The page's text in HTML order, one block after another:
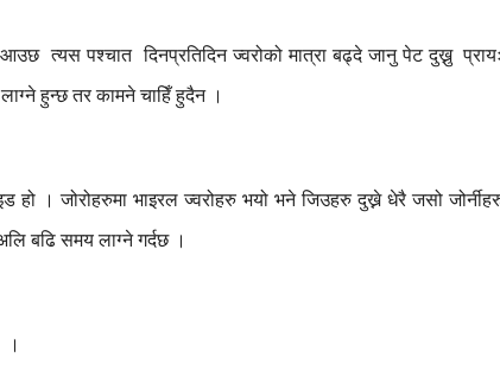
आउछ त्यस पश्चात दिनप्रतिदिन ज्वरोको मात्रा बढ्दे जानु पेट दुख्नु प्रायः
लाग्नेहुन्छतरकामनेचाहिँहुदैन ।
हो । जोरोहरुमा भाइरल ज्वरोहरु भयो भने जिउहरु दुख्ने धेरै जसो
बढिसमयलाग्नेगर्दछ ।
।